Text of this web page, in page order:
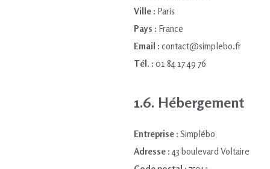
Ville : Paris
Pays : France
Email : contact@simplebo.fr
Tél. : 01 84 17 49 76
1.6. Hébergement
Entreprise : Simplébo
Adresse :43 boulevard Voltaire